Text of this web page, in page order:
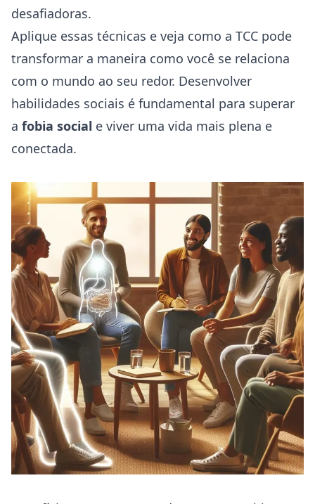
desafiadoras.
Aplique essas técnicas e veja como a TCC pode
transformar a maneira como você se relaciona
com o mundo ao seu redor. Desenvolver
habilidades sociais é fundamental para superar
a fobia social e viver uma vida mais plena e
conectada.